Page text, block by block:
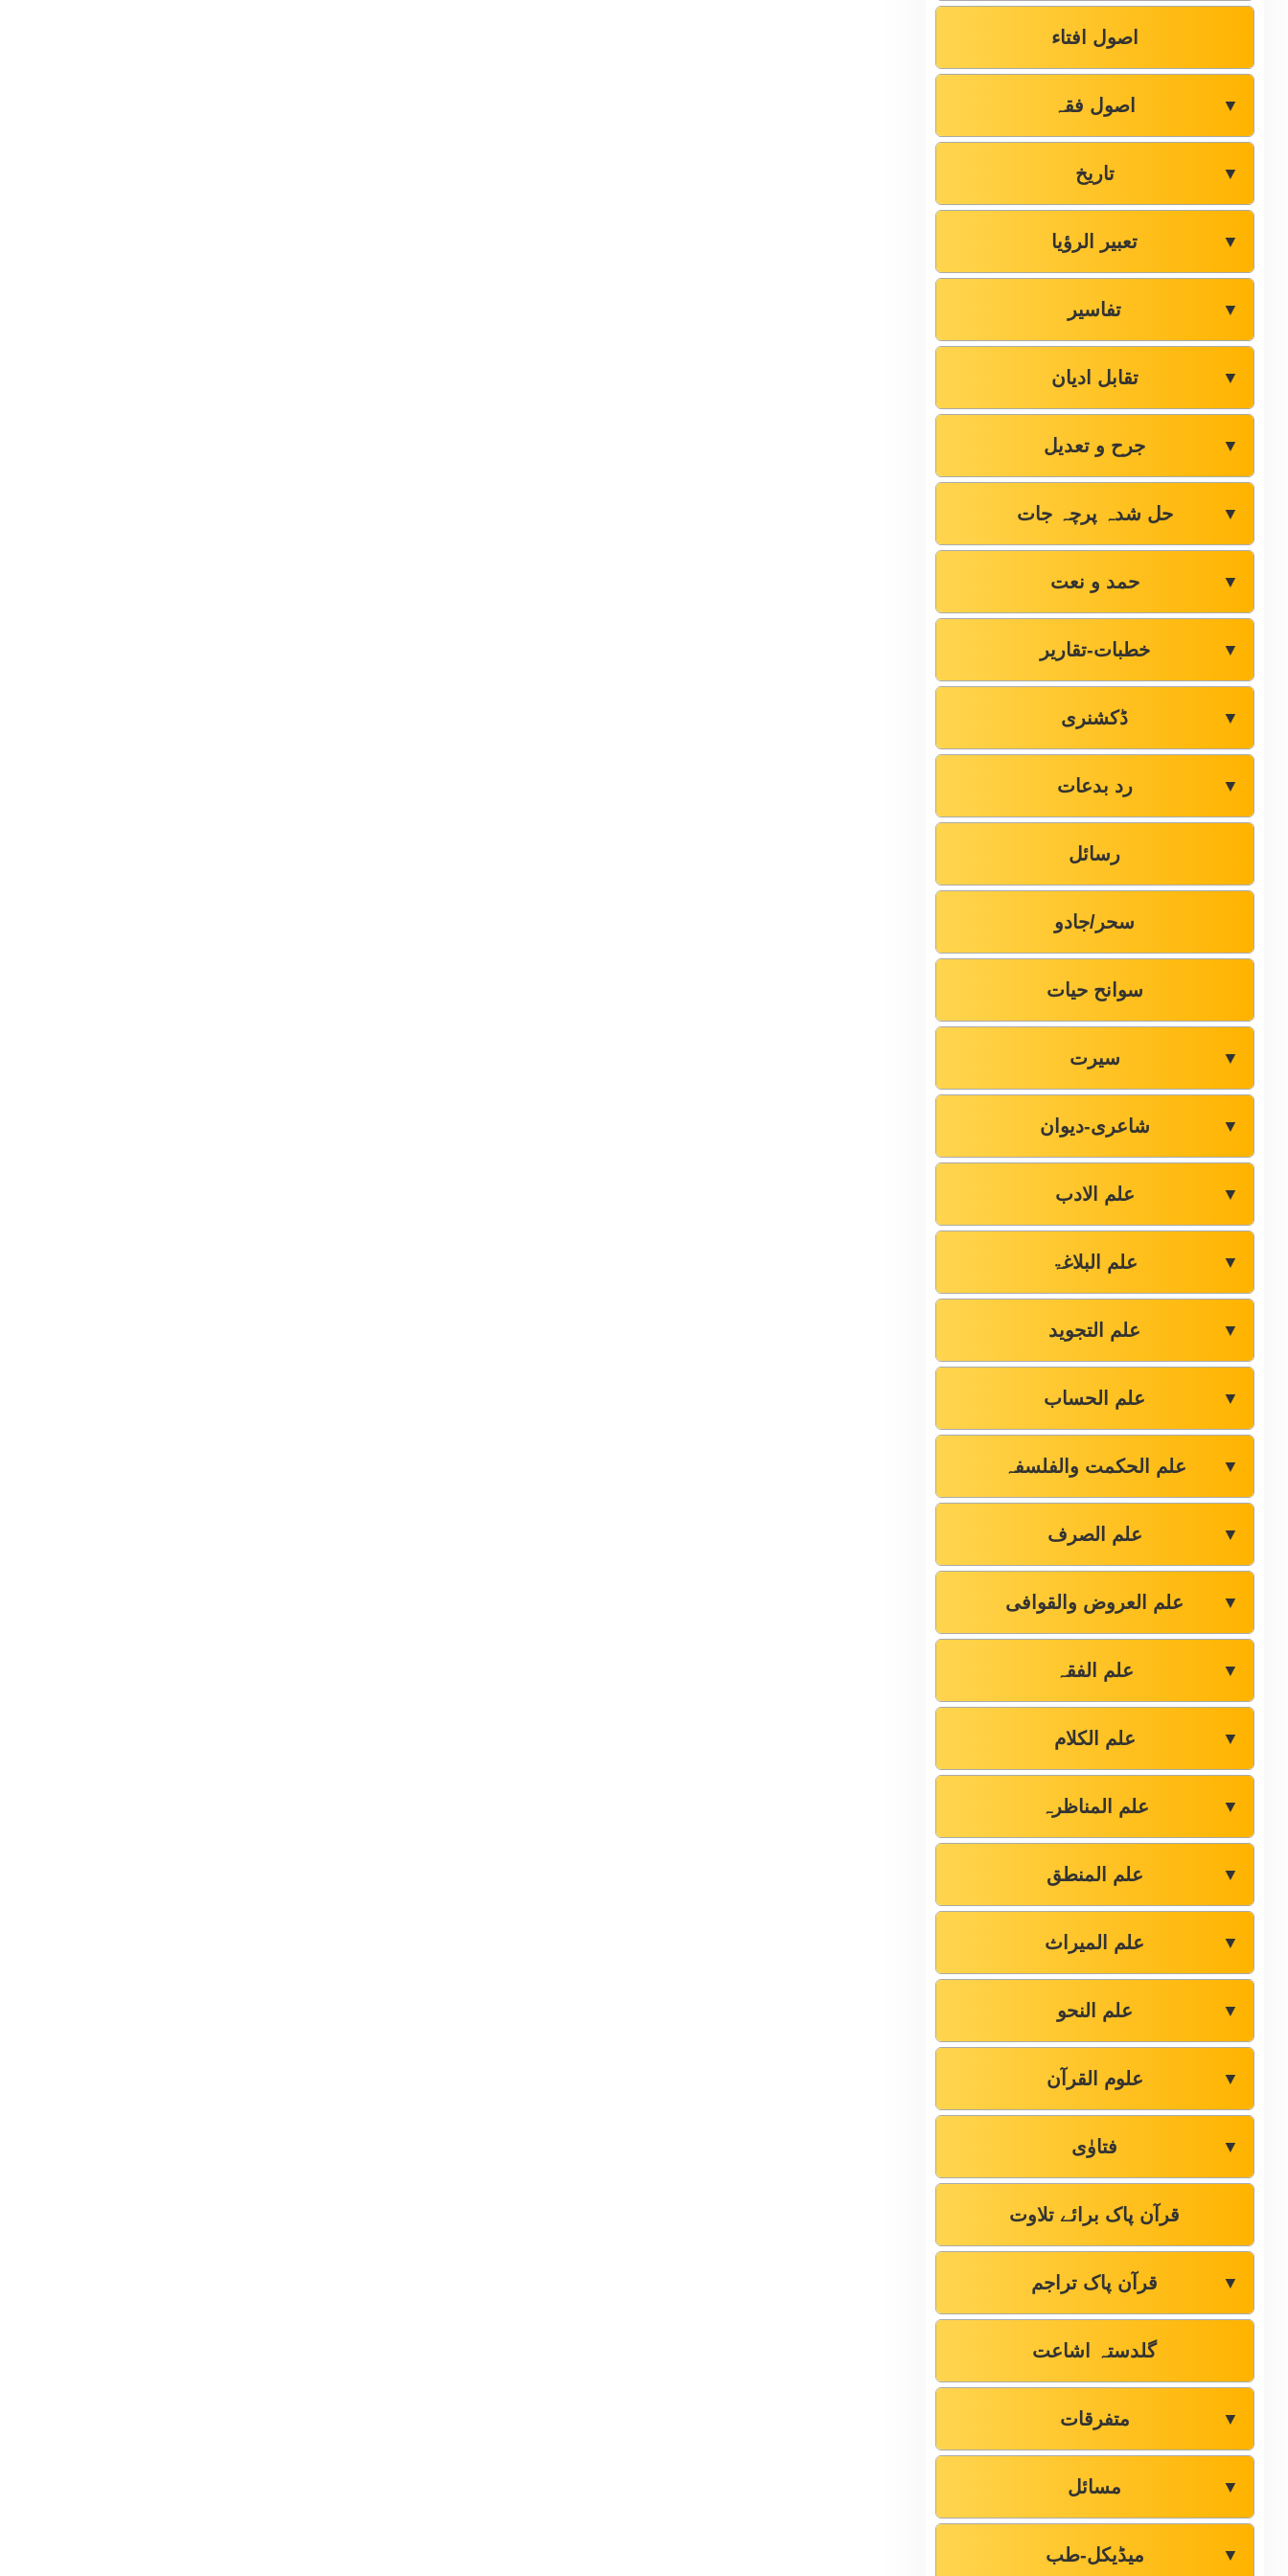
اصول افتاء
اصول فقہ ▼
تاریخ ▼
تعبیر الرؤیا ▼
تفاسیر ▼
تقابل ادیان ▼
جرح و تعدیل ▼
حل شدہ پرچہ جات ▼
حمد و نعت ▼
خطبات-تقاریر ▼
ڈکشنری ▼
رد بدعات ▼
رسائل
سحر/جادو
سوانح حیات
سیرت ▼
شاعری-دیوان ▼
علم الادب ▼
علم البلاغۃ ▼
علم التجوید ▼
علم الحساب ▼
علم الحکمت والفلسفہ ▼
علم الصرف ▼
علم العروض والقوافی ▼
علم الفقہ ▼
علم الکلام ▼
علم المناظرہ ▼
علم المنطق ▼
علم المیراث ▼
علم النحو ▼
علوم القرآن ▼
فتاوٰی ▼
قرآن پاک برائے تلاوت
قرآن پاک تراجم ▼
گلدستہ اشاعت
متفرقات ▼
مسائل ▼
میڈیکل-طب ▼